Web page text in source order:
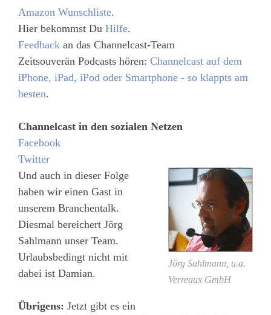
Amazon Wunschliste.
Hier bekommst Du Hilfe.
Feedback an das Channelcast-Team
Zeitsouverän Podcasts hören: Channelcast auf dem
iPhone, iPad, iPod oder Smartphone - so klappts am
besten.
Channelcast in den sozialen Netzen
Facebook
Twitter
Jörg Sahlmann, u.a.
Verreaux GmbH
Und auch in dieser Folge
haben wir einen Gast in
unserem Branchentalk.
Diesmal bereichert Jörg
Sahlmann unser Team.
Urlaubsbedingt nicht mit
dabei ist Damian.
Übrigens: Jetzt gibt es ein